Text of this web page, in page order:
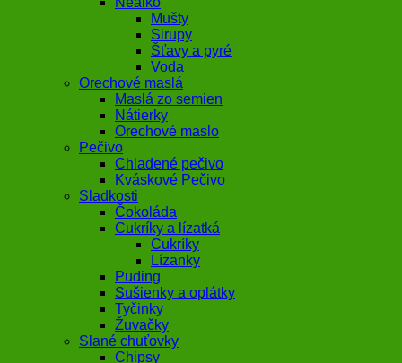
Mušty
Sirupy
Šťavy a pyré
Voda
Orechové maslá
Maslá zo semien
Nátierky
Orechové maslo
Pečivo
Chladené pečivo
Kváskové Pečivo
Sladkosti
Čokoláda
Cukríky a lízatká
Cukríky
Lízanky
Puding
Sušienky a oplátky
Tyčinky
Žuvačky
Slané chuťovky
Chipsy